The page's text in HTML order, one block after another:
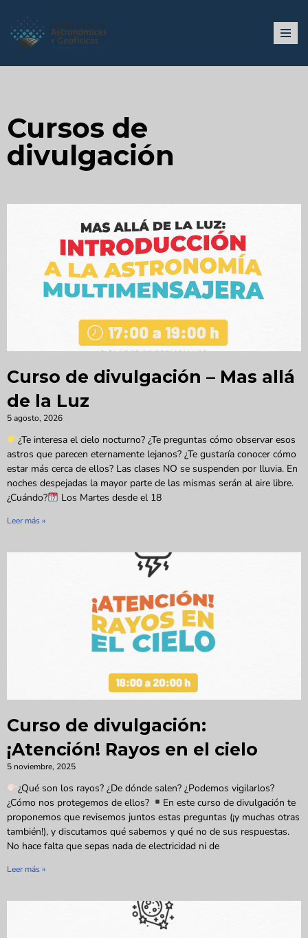
Ir
contenido
Cursos de
divulgación
Curso de divulgación – Mas allá
de la Luz
5 agosto, 2026
¿Te interesa el cielo nocturno? ¿Te preguntas cómo observar esos
astros que parecen eternamente lejanos? ¿Te gustaría conocer cómo
estar más cerca de ellos? Las clases NO se suspenden por lluvia. En
noches despejadas la mayor parte de las mismas serán al aire libre.
¿Cuándo?
Los Martes desde el 18
Leer más »
Curso de divulgación:
¡Atención! Rayos en el cielo
5 noviembre, 2025
¿Qué son los rayos? ¿De dónde salen? ¿Podemos vigilarlos?
¿Cómo nos protegemos de ellos?
En este curso de divulgación te
proponemos que revisemos juntos estas preguntas (¡y muchas otras
también!), y discutamos qué sabemos y qué no de sus respuestas.
No hace falta que sepas nada de electricidad ni de
Leer más »